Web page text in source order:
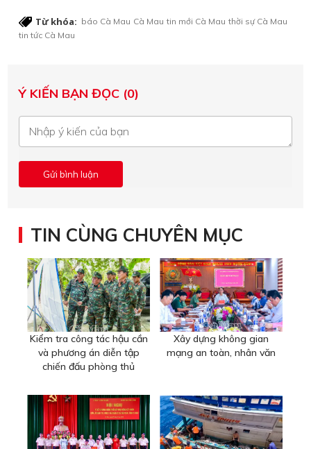
Từ khóa: báo Cà Mau Cà Mau tin mới Cà Mau thời sự Cà Mau
tin tức Cà Mau
Ý KIẾN BẠN ĐỌC (0)
TIN CÙNG CHUYÊN MỤC
Kiểm tra công tác hậu cần
và phương án diễn tập
chiến đấu phòng thủ
Xây dựng không gian
mạng an toàn, nhân văn